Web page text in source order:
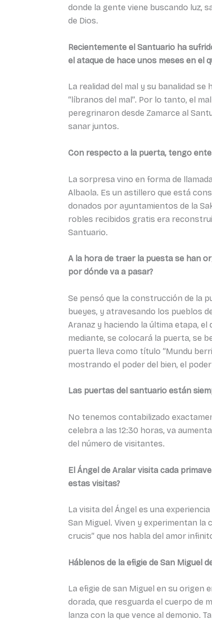
donde la gente viene buscando luz,
de Dios.
Recientemente el Santuario ha
el ataque de hace unos meses en el
La realidad del mal y su banalidad
“líbranos del mal”. Por lo tanto, el
peregrinaron desde Zamarce al
sanar juntos.
Con respecto a la puerta, tengo
La sorpresa vino en forma de
Albaola. Es un astillero que está
donados por ayuntamientos de la
robles recibidos gratis era
Santuario.
A la hora de traer la puesta se han
por dónde va a pasar?
Se pensó que la construcción de la
bueyes, y atravesando los pueblos
Aranaz y haciendo la última etapa, el
mediante, se colocará la puerta, se
puerta lleva como título “Mundu
mostrando el poder del bien, el
Las puertas del santuario están
No tenemos contabilizado
celebra a las 12:30 horas, va
del número de visitantes.
El Ángel de Aralar visita cada
estas visitas?
La visita del Ángel es una
San Miguel. Viven y experimentan la
crucis” que nos habla del amor
Háblenos de la efigie de San Miguel
La efigie de san Miguel en su origen
dorada, que resguarda el cuerpo de
lanza con la que vence al demonio.